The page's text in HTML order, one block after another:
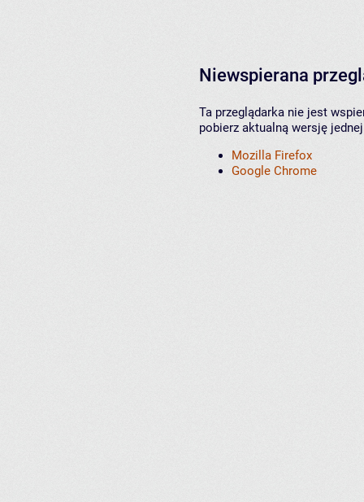
Niewspierana
Ta przeglądarka nie jest
pobierz aktualną wersję
Mozilla Firefox
Google Chrome